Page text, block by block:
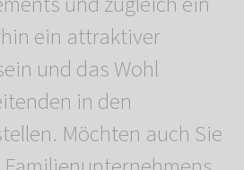
ein attraktiver
und das Wohl
in den
Möchten auch Sie